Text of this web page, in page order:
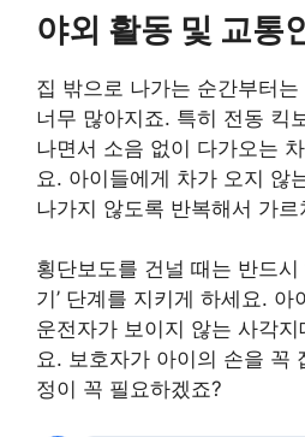
야외 활동 및 교통
집 밖으로 나가는 순간부터
너무 많아지죠. 특히 전동 킥
나면서 소음 없이 다가오는
요. 아이들에게 차가 오지 않
나가지 않도록 반복해서 가
횡단보도를 건널 때는 반드시
기’ 단계를 지키게 하세요. 아
운전자가 보이지 않는 사각
요. 보호자가 아이의 손을 꼭
정이 꼭 필요하겠죠?